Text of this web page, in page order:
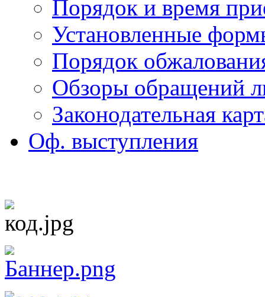
Порядок и время
Установленные
Порядок
Обзоры обращений
Законодательная
Оф. выступления